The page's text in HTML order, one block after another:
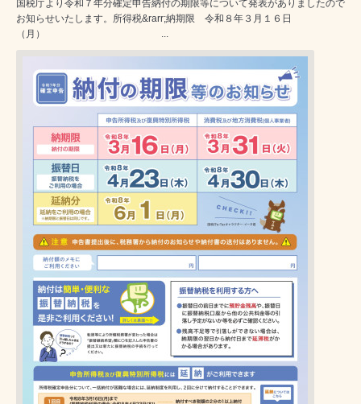
国税庁より令和７年分確定申告納付の期限等について発表がありましたので
お知らせいたします。所得税&rarr;納期限 令和８年３月１６日
（月） ...